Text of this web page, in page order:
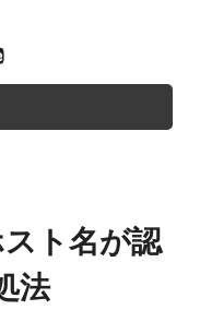
ト名が認
法